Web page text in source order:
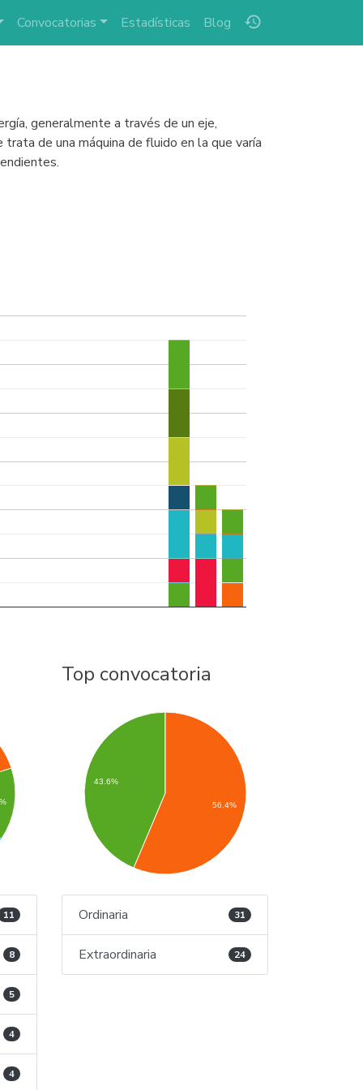
history
Convocatorias Estadísticas Blog
generalmente a través de un eje,
de una máquina de fluido en la que varía
11
8
5
4
4
Top convocatoria
43.6%
56.4%
Ordinaria 31
Extraordinaria 24